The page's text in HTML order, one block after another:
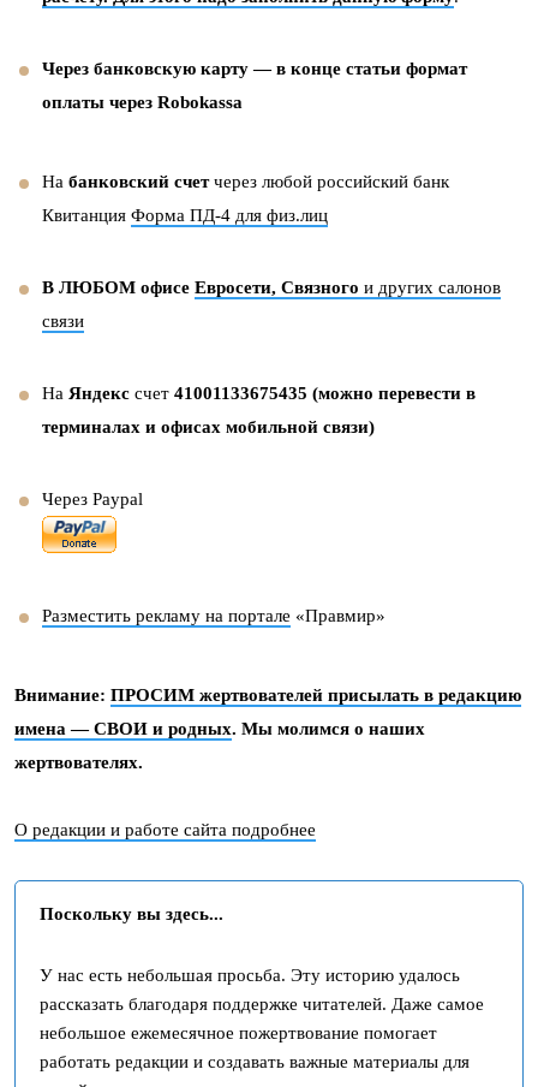
Через банковскую карту — в конце статьи формат
оплаты через Robokassa
На банковский счетчерез любой российский банк
Квитанция Форма ПД-4 для физ.лиц
В ЛЮБОМ офисе Евросети, Связного и других салонов
связи
На Яндекс счет 41001133675435 (можно перевести в
терминалах и офисах мобильной связи)
Через Paypal
Разместить рекламу на портале «Правмир»
Внимание: ПРОСИМ жертвователей присылать в редакцию
имена — СВОИ и родных. Мы молимся о наших
жертвователях.
О редакции и работе сайта подробнее
Поскольку вы здесь...
У нас есть небольшая просьба. Эту историю удалось
рассказать благодаря поддержке читателей. Даже самое
небольшое ежемесячное пожертвование помогает
работать редакции и создавать важные материалы для